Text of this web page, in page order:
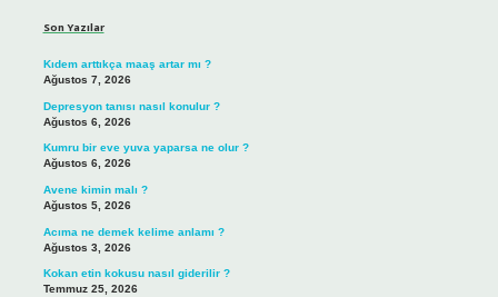
Son Yazılar
Kıdem arttıkça maaş artar mı ?
Ağustos 7, 2026
Depresyon tanısı nasıl konulur ?
Ağustos 6, 2026
Kumru bir eve yuva yaparsa ne olur ?
Ağustos 6, 2026
Avene kimin malı ?
Ağustos 5, 2026
Acıma ne demek kelime anlamı ?
Ağustos 3, 2026
Kokan etin kokusu nasıl giderilir ?
Temmuz 25, 2026